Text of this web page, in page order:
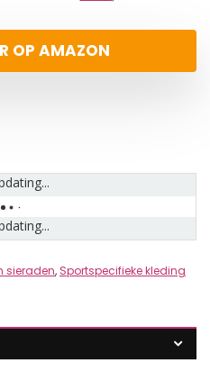
OP AMAZON
sieraden, Sportspecifieke kleding